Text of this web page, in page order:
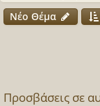
Νέο Θέμα
Προσβάσεις σε